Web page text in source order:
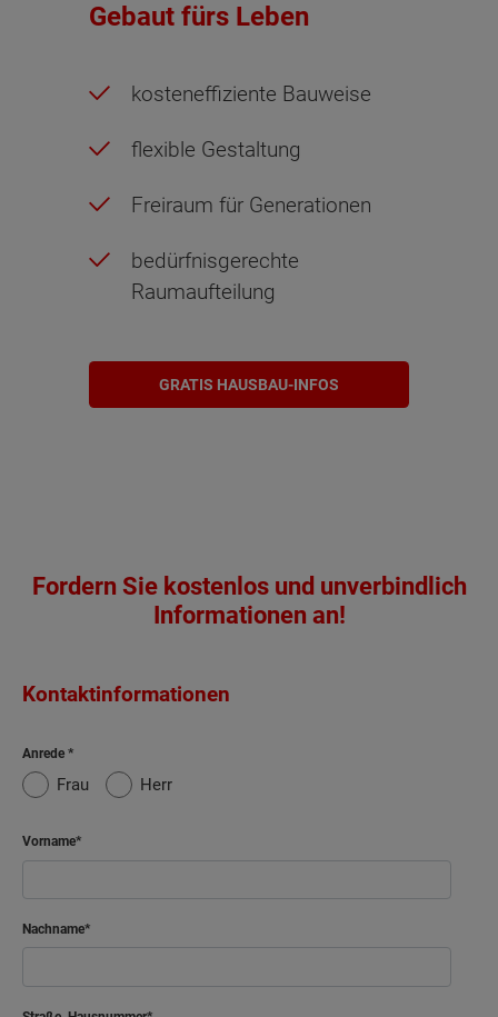
Gebaut fürs Leben
kosteneffiziente Bauweise
flexible Gestaltung
Freiraum für Generationen
bedürfnisgerechte
Raumaufteilung
GRATIS HAUSBAU-INFOS
Fordern Sie kostenlos und unverbindlich
Informationen an!
Kontaktinformationen
Anrede
Frau Herr
Vorname
Nachname